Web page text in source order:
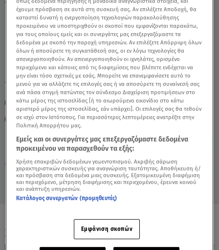
Παρασκευή 7 Αυγούστου 2026
08.02.22, 13:30 ΖΩΔΙΑ
Της Άσης Μπήλιου - Video
TAGS: ΖΥΓΟΣ ΖΩΔΙΑ ΣΗΜΕΡΑ ΖΩΔΙΑ
ΑΣΤΡΟΛΟΓΙΚΕΣ ΠΡΟΒΛΕΨΕΙΣ
ΗΜΕΡΗΣΙΕΣ ΠΡΟΒΛΕΨΕΙΣ
BREAKFAST@STAR
ΑΣΗ ΜΠΗΛΙΟΥ ΖΩΔΙΑ ΑΣΗ ΜΠΗΛΙΟΥ
ΟΛΑ ΤΑ ΒΙΝΤΕΟ
έχουμε πρόσβαση σε αυτά στη συσκευή σας. Αν επιλέξετε Αποδοχή, θα
καταστεί δυνατή η ενεργοποίηση τεχνολογιών παρακολούθησης
προκειμένου να υποστηριχθούν οι σκοποί που εμφανίζονται παρακάτω,
για τους οποίους εμείς και οι συνεργάτες μας επεξεργαζόμαστε τα
δεδομένα με σκοπό την παροχή υπηρεσιών. Αν επιλέξετε Απόρριψη όλων
όλων ή αποσύρετε τη συγκατάθεσή σας, οι εν λόγω τεχνολογίες θα
απενεργοποιηθούν. Αν απενεργοποιηθούν οι ιχνηλάτες, ορισμένο
περιεχόμενο και κάποιες από τις διαφημίσεις που βλέπετε ενδέχεται να
μην είναι τόσο σχετικές με εσάς. Μπορείτε να επανεμφανίσετε αυτό το
μενού για να αλλάξετε τις επιλογές σας ή να αποσύρετε τη συναίνεσή σας
ανά πάσα στιγμή πατώντας τον σύνδεσμο Διαχείριση προτιμήσεων στο
κάτω μέρος της ιστοσελίδας [ή το αιωρούμενο εικονίδιο στο κάτω
αριστερό μέρος της ιστοσελίδας, εάν υπάρχει]. Οι επιλογές σας θα τεθούν
σε ισχύ στον Ιστότοπος. Για περισσότερες λεπτομέρειες ανατρέξτε στην
Πολιτική Απορρήτου μας.
Εμείς και οι συνεργάτες μας επεξεργαζόμαστε δεδομένα
προκειμένου να παρασχεθούν τα εξής:
Χρήση επακριβών δεδομένων γεωεντοπισμού. Ακριβής σάρωση
χαρακτηριστικών συσκευής για αναγνώριση ταυτότητας. Αποθήκευση ή/
και πρόσβαση στα δεδομένα μιας συσκευής. Εξατομικευμένη διαφήμιση
και περιεχόμενο, μέτρηση διαφήμισης και περιεχομένου, έρευνα κοινού
και ανάπτυξη υπηρεσιών.
Κατάλογος συνεργατών (προμηθευτές)
Εμφάνιση σκοπών